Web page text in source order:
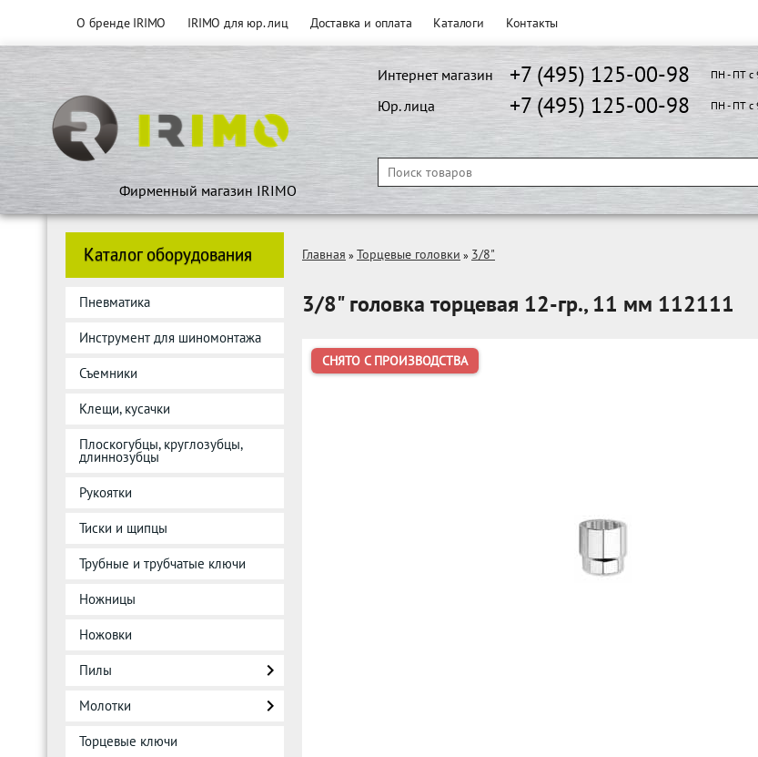
О бренде IRIMO IRIMO для юр. лиц Доставка и оплата Каталоги Контакты
Фирменный магазин IRIMO
Интернет магазин +7 (495) 125-00-98 ПН - ПТ с
Юр. лица +7 (495) 125-00-98 ПН - ПТ с
Каталог оборудования
Пневматика
Инструмент для шиномонтажа
Съемники
Клещи, кусачки
Плоскогубцы, круглозубцы,
длиннозубцы
Рукоятки
Тиски и щипцы
Трубные и трубчатые ключи
Ножницы
Ножовки
Пилы
Молотки
Торцевые ключи
Главная » Торцевые головки » 3/8"
3/8" головка торцевая 12-гр., 11 мм 112111
СНЯТО С ПРОИЗВОДСТВА